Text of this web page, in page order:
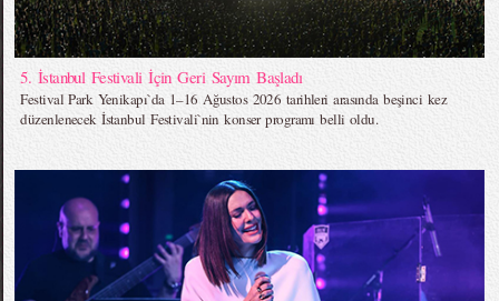
5. İstanbul Festivali İçin Geri Sayım Başladı
Festival Park Yenikapı`da 1–16 Ağustos 2026 tarihleri arasında beşinci kez
düzenlenecek İstanbul Festivali`nin konser programı belli oldu.